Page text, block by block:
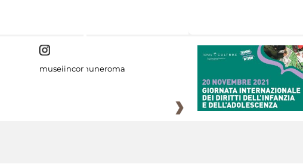
museiincomuneroma